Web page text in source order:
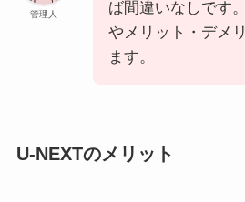
管理人
ば間違いなしです
やメリット・デメ
ます。
U-NEXTのメリット